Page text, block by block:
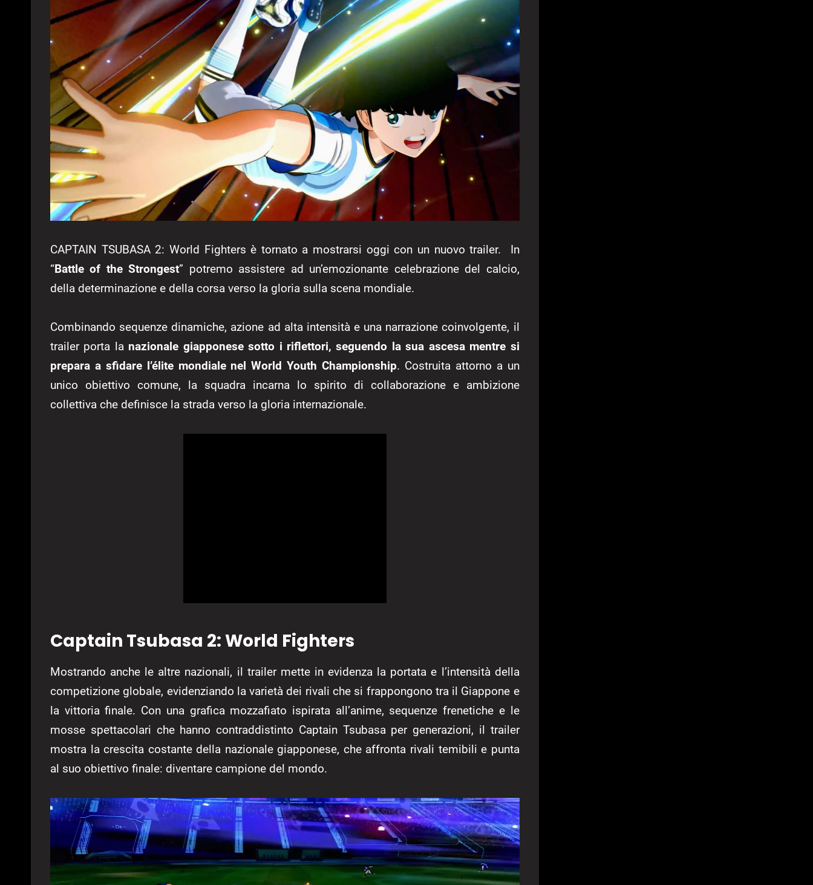
CAPTAIN TSUBASA 2: World Fighters è tornato a mostrarsi oggi con un nuovo trailer. In
“Battle of the Strongest” potremo assistere ad un’emozionante celebrazione del calcio,
della determinazione e della corsa verso la gloria sulla scena mondiale.
Combinando sequenze dinamiche, azione ad alta intensità e una narrazione coinvolgente, il
trailer porta la nazionale giapponese sotto i riflettori, seguendo la sua ascesa mentre si
prepara a sfidare l’élite mondiale nel World Youth Championship. Costruita attorno a un
unico obiettivo comune, la squadra incarna lo spirito di collaborazione e ambizione
collettiva che definisce la strada verso la gloria internazionale.
Captain Tsubasa 2: World Fighters
Mostrando anche le altre nazionali, il trailer mette in evidenza la portata e l’intensità della
competizione globale, evidenziando la varietà dei rivali che si frappongono tra il Giappone e
la vittoria finale. Con una grafica mozzafiato ispirata all’anime, sequenze frenetiche e le
mosse spettacolari che hanno contraddistinto Captain Tsubasa per generazioni, il trailer
mostra la crescita costante della nazionale giapponese, che affronta rivali temibili e punta
al suo obiettivo finale: diventare campione del mondo.